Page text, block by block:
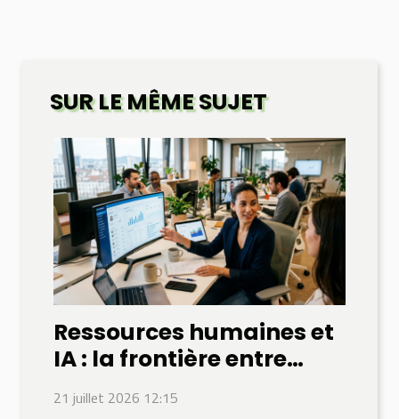
SUR LE MÊME SUJET
Ressources humaines et
IA : la frontière entre
optimisation et
déshumanisation
21 juillet 2026 12:15